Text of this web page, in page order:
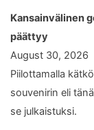
Kansainvälinen
päättyy
August 30, 2026
Piilottamalla
souvenirin eli
se julkaistuksi.